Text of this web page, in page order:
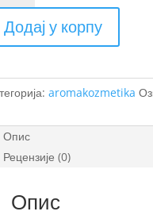
Додај у корпу
aromakozmetika
Опис
Рецензије (0)
Опис